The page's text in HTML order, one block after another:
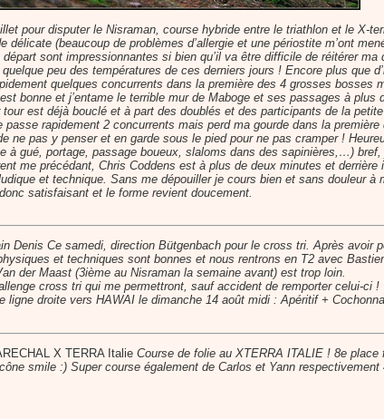
pour disputer le Nisraman, course hybride entre le triathlon et le X-
délicate (beaucoup de problèmes d’allergie et une périostite m’ont
sont impressionnantes si bien qu’il va être difficile de réitérer ma
peu des températures de ces derniers jours ! Encore plus que
quelques concurrents dans la première des 4 grosses bosses
bonne et j’entame le terrible mur de Maboge et ses passages à plus
est déjà bouclé et à part des doublés et des participants de la
rapidement 2 concurrents mais perd ma gourde dans la
ne pas y penser et en garde sous le pied pour ne pas cramper !
gué, portage, passage boueux, slaloms dans des sapinières,…) bref,
me précédant, Chris Coddens est à plus de deux minutes et derrière
et technique. Sans me dépouiller je cours bien et sans douleur à
satisfaisant et le forme revient doucement.
Denis Ce samedi, direction Bütgenbach pour le cross tri. Après avoir
et techniques sont bonnes et nous rentrons en T2 avec
der Maast (3ième au Nisraman la semaine avant) est trop loin.
cross tri qui me permettront, sauf accident de remporter celui-ci !
ligne droite vers HAWAI le dimanche 14 août midi : Apéritif +
X TERRA Italie Course de folie au XTERRA ITALIE ! 8e
smile :) Super course également de Carlos et Yann